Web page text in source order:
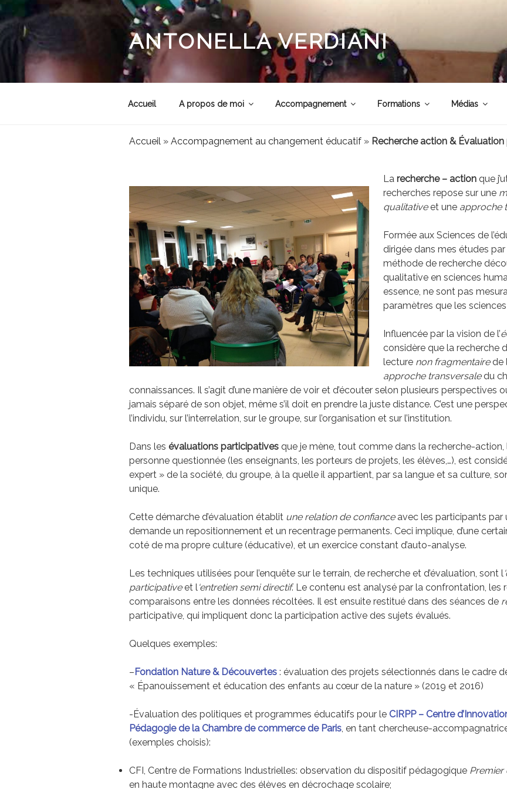
Aller
au
contenu
principal
ANTONELLA VERDIANI
Accueil A propos de moi Accompagnement Formations Médias
Accueil » Accompagnement au changement éducatif » Recherche action &
La recherche – action que
recherches repose sur une
qualitativeet une approche
Formée aux Sciences de
dirigée dans mes études par
méthode de recherche
qualitative en sciences
essence, ne sont pas
paramètres que les
Influencée par la vision de l’
considère que la recherche
lecture non fragmentairede
approche transversaledu
connaissances. Il s’agit d’une manière de voir et d’écouter selon plusieurs perspectives
jamais séparé de son objet, même s’il doit en prendre la juste distance. C’est une
l’individu, sur l’interrelation, sur le groupe, sur l’organisation et sur l’institution.
Dans les évaluations participatives que je mène, tout comme dans la recherche-action,
personne questionnée (les enseignants, les porteurs de projets, les élèves,…), est
expert » de la société, du groupe, à la quelle il appartient, par sa langue et sa culture,
unique.
Cette démarche d’évaluation établit une relation de confianceavec les participants par
demande un repositionnement et un recentrage permanents. Ceci implique, d’une
coté de ma propre culture (éducative), et un exercice constant d’auto-analyse.
Les techniques utilisées pour l’enquête sur le terrain, de recherche et d’évaluation, sont l
participativeet l‘entretien semi directif. Le contenu est analysé par la confrontation, les
comparaisons entre les données récoltées. Il est ensuite restitué dans des séances de
participative, qui impliquent donc la participation active des sujets évalués.
Quelques exemples:
–Fondation Nature & Découvertes : évaluation des projets sélectionnés dans le cadre
« Épanouissement et éducation des enfants au cœur de la nature » (2019 et 2016)
-Évaluation des politiques et programmes éducatifs pour le CIRPP – Centre
Pédagogie de la Chambre de commerce de Paris, en tant chercheuse-
(exemples choisis):
CFI, Centre de Formations Industrielles: observation du dispositif pédagogique Premier
en haute montagne avec des élèves en décrochage scolaire;